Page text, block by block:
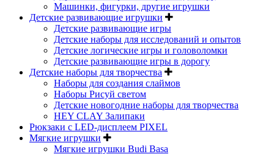
Машинки, фигурки, другие игрушки
Детские развивающие игрушки
Детские развивающие игры
Детские наборы для исследований и опытов
Детские логические игры и головоломки
Детские развивающие игры в дорогу
Детские наборы для творчества
Наборы для создания слаймов
Наборы Рисуй светом
Детские новогодние наборы для творчества
HEY CLAY Залипаки
Рюкзаки с LED-дисплеем PIXEL
Мягкие игрушки
Мягкие игрушки Budi Basa